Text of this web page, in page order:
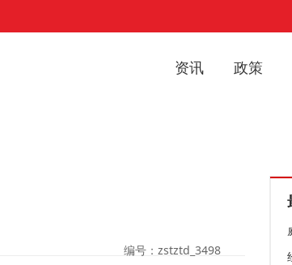
资讯 政策
编号：zstztd_3498